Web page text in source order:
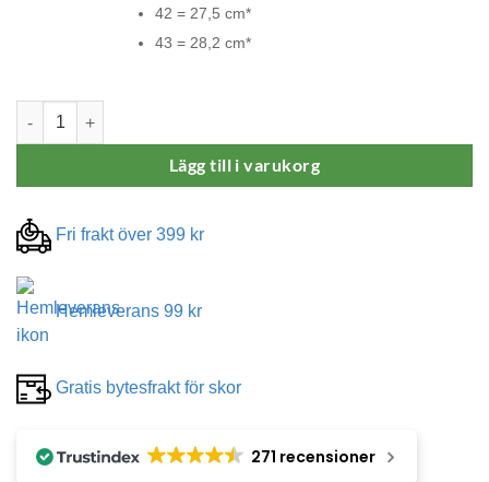
42 = 27,5 cm*
43 = 28,2 cm*
New Feet Matilda Sandaler Svarta mängd
Lägg till i varukorg
Fri frakt över 399 kr
Hemleverans 99 kr
Gratis bytesfrakt för skor
271 recensioner